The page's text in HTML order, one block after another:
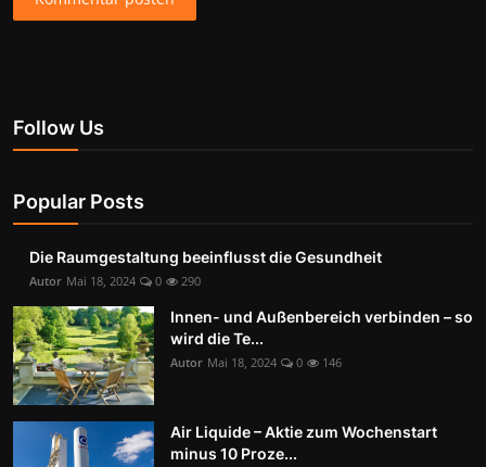
Follow Us
Popular Posts
Die Raumgestaltung beeinflusst die Gesundheit
Autor Mai 18, 2024 0 290
Innen- und Außenbereich verbinden – so
wird die Te...
Autor Mai 18, 2024 0 146
Air Liquide – Aktie zum Wochenstart
minus 10 Proze...